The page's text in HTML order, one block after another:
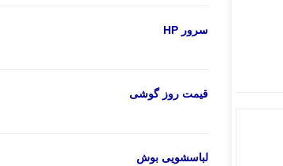
سرور HP
قیمت روز گوشی
لباسشویی بوش